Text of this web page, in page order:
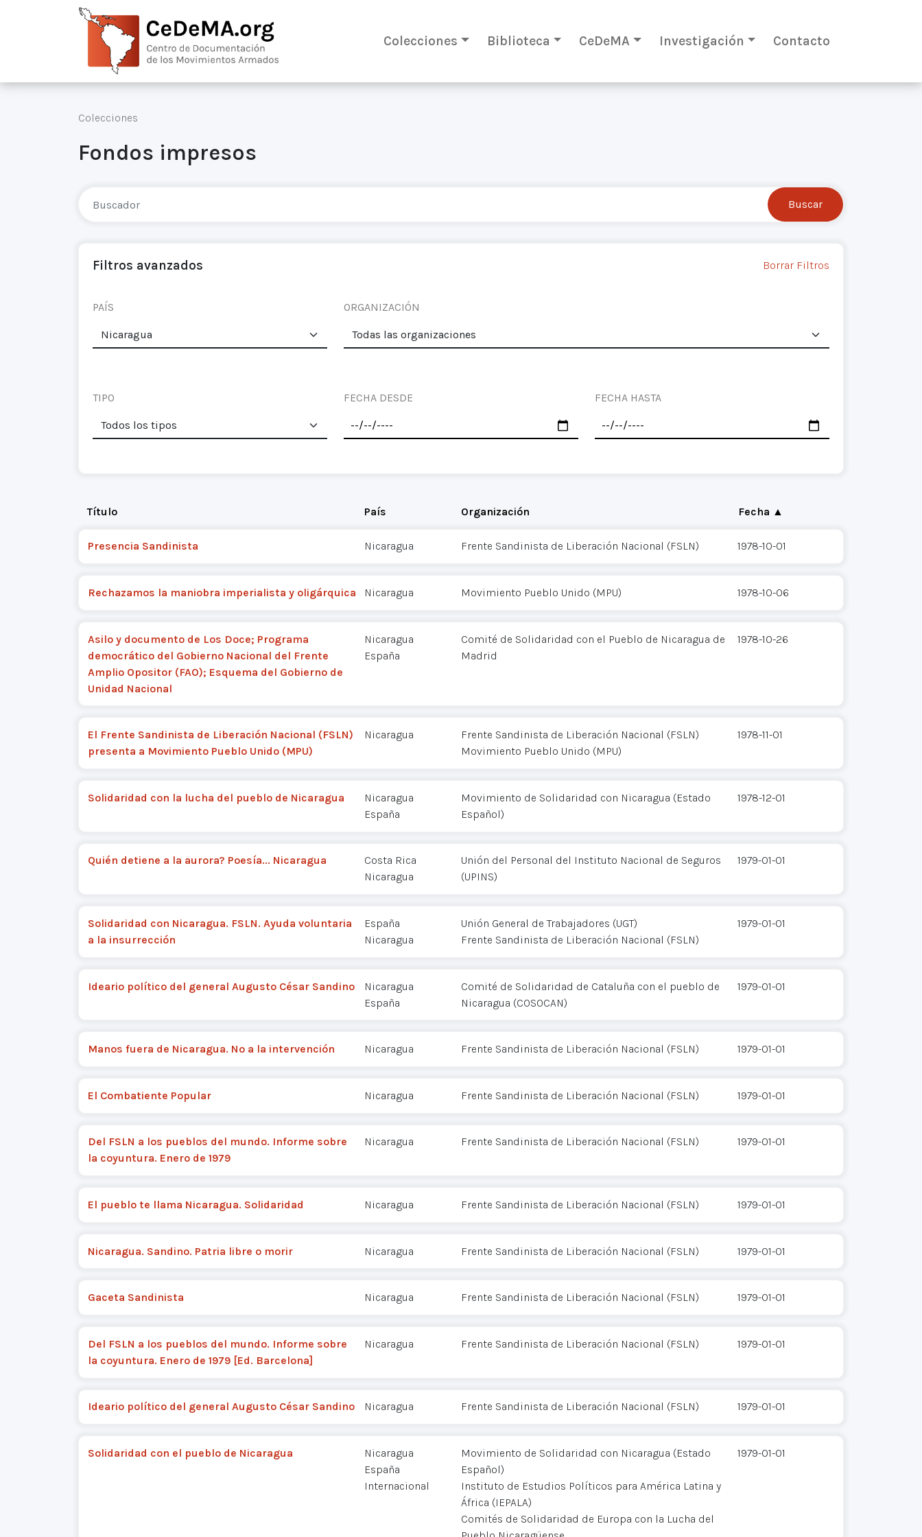
Colecciones Biblioteca CeDeMA Investigación Contacto
Colecciones
Fondos impresos
Filtros avanzados Borrar Filtros
PAÍS ORGANIZACIÓN
TIPO FECHA DESDE FECHA HASTA
Título País Organización Fecha ▲
Presencia Sandinista Nicaragua Frente Sandinista de Liberación Nacional (FSLN) 1978-10-01
Rechazamos la maniobra imperialista y oligárquica Nicaragua Movimiento Pueblo Unido (MPU) 1978-10-06
Asilo y documento de Los Doce; Programa
democrático del Gobierno Nacional del Frente
Amplio Opositor (FAO); Esquema del Gobierno de
Unidad Nacional
Nicaragua
España
Comité de Solidaridad con el Pueblo de Nicaragua de
Madrid
1978-10-26
El Frente Sandinista de Liberación Nacional (FSLN)
presenta a Movimiento Pueblo Unido (MPU)
Nicaragua
Frente Sandinista de Liberación Nacional (FSLN)
Movimiento Pueblo Unido (MPU)
1978-11-01
Solidaridad con la lucha del pueblo de Nicaragua
Nicaragua
España
Movimiento de Solidaridad con Nicaragua (Estado
Español)
1978-12-01
Quién detiene a la aurora? Poesía... Nicaragua
Costa Rica
Nicaragua
Unión del Personal del Instituto Nacional de Seguros
(UPINS)
1979-01-01
Solidaridad con Nicaragua. FSLN. Ayuda voluntaria
a la insurrección
España
Nicaragua
Unión General de Trabajadores (UGT)
Frente Sandinista de Liberación Nacional (FSLN)
1979-01-01
Ideario político del general Augusto César Sandino
Nicaragua
España
Comité de Solidaridad de Cataluña con el pueblo de
Nicaragua (COSOCAN)
1979-01-01
Manos fuera de Nicaragua. No a la intervención Nicaragua Frente Sandinista de Liberación Nacional (FSLN) 1979-01-01
El Combatiente Popular Nicaragua Frente Sandinista de Liberación Nacional (FSLN) 1979-01-01
Del FSLN a los pueblos del mundo. Informe sobre
la coyuntura. Enero de 1979
Nicaragua Frente Sandinista de Liberación Nacional (FSLN) 1979-01-01
El pueblo te llama Nicaragua. Solidaridad Nicaragua Frente Sandinista de Liberación Nacional (FSLN) 1979-01-01
Nicaragua. Sandino. Patria libre o morir Nicaragua Frente Sandinista de Liberación Nacional (FSLN) 1979-01-01
Gaceta Sandinista Nicaragua Frente Sandinista de Liberación Nacional (FSLN) 1979-01-01
Del FSLN a los pueblos del mundo. Informe sobre
la coyuntura. Enero de 1979 [Ed. Barcelona]
Nicaragua Frente Sandinista de Liberación Nacional (FSLN) 1979-01-01
Ideario político del general Augusto César Sandino Nicaragua Frente Sandinista de Liberación Nacional (FSLN) 1979-01-01
Solidaridad con el pueblo de Nicaragua
Nicaragua
España
Internacional
Movimiento de Solidaridad con Nicaragua (Estado
Español)
Instituto de Estudios Políticos para América Latina y
África (IEPALA)
Comités de Solidaridad de Europa con la Lucha del
1979-01-01